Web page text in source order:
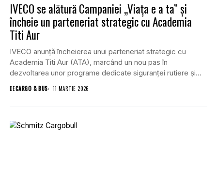
IVECO se alătură Campaniei „Viața e a ta” și
încheie un parteneriat strategic cu Academia
Titi Aur
IVECO anunță încheierea unui parteneriat strategic cu
Academia Titi Aur (ATA), marcând un nou pas în
dezvoltarea unor programe dedicate siguranței rutiere și...
DECARGO & BUS 11 MARTIE 2026